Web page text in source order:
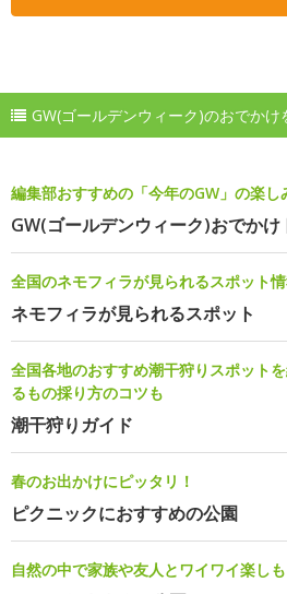
GW(ゴールデンウィーク)のおでかけ
編集部おすすめの「今年のGW」の楽し
GW(ゴールデンウィーク)おでかけ
全国のネモフィラが見られるスポット
ネモフィラが見られるスポット
全国各地のおすすめ潮干狩りスポット
るもの採り方のコツも
潮干狩りガイド
春のお出かけにピッタリ！
ピクニックにおすすめの公園
自然の中で家族や友人とワイワイ楽しも